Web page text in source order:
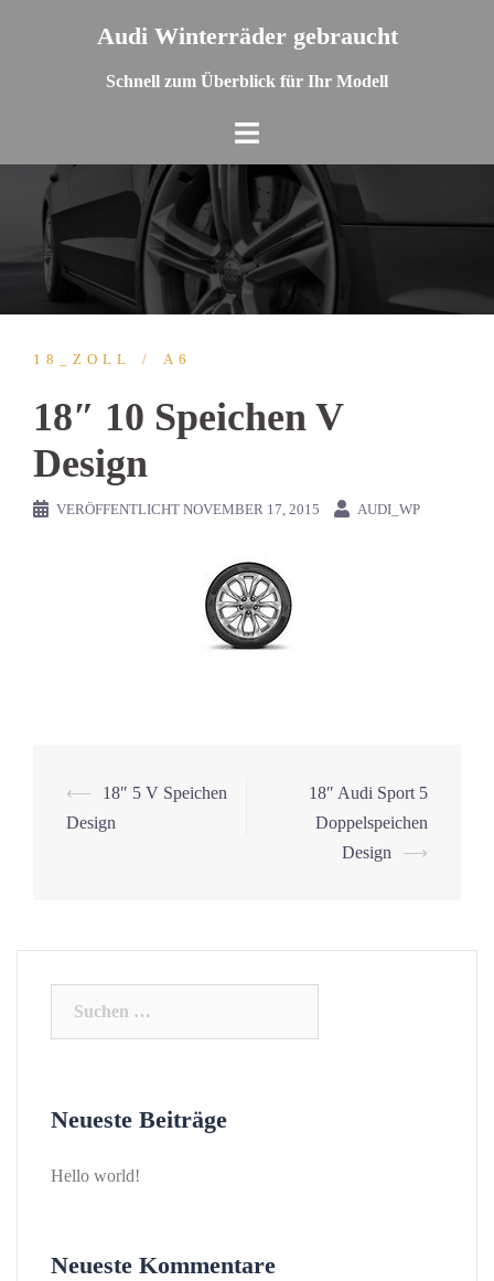
Audi Winterräder gebraucht
Schnell zum Überblick für Ihr Modell
18_ZOLL A6
18″ 10 Speichen V
Design
VERÖFFENTLICHT NOVEMBER 17, 2015 AUDI_WP
Beitrags-
Navigation
⟵
18″ 5 V Speichen
Design
18″ Audi Sport 5
Doppelspeichen
Design
⟶
Neueste Beiträge
Hello world!
Neueste Kommentare